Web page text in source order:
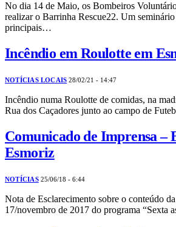
No dia 14 de Maio, os Bombeiros
realizar o Barrinha Rescue22. Um
principais…
Incêndio em Roulotte em
NOTÍCIAS LOCAIS 28/02/21 - 14:47
Incêndio numa Roulotte de comidas, na
Rua dos Caçadores junto ao campo de
Comunicado de Imprensa –
Esmoriz
NOTÍCIAS 25/06/18 - 6:44
Nota de Esclarecimento sobre o conteúdo
17/novembro de 2017 do programa “Sexta